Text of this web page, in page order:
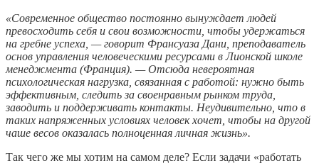
«Современное общество постоянно вынуждает людей
превосходить себя и свои возможности, чтобы удержаться
на гребне успеха, — говорит Франсуаза Дани, преподаватель
основ управления человеческими ресурсами в Лионской школе
менеджмента (Франция). — Отсюда невероятная
психологическая нагрузка, связанная с работой: нужно быть
эффективным, следить за своенравным рынком труда,
заводить и поддерживать контакты. Неудивительно, что в
таких напряженных условиях человек хочет, чтобы на другой
чаше весов оказалась полноценная личная жизнь».
Так чего же мы хотим на самом деле? Если задачи «работать